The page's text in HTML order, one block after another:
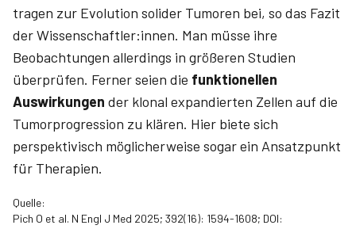
tragen zur Evolution solider Tumoren bei, so das Fazit
der Wissenschaftler:innen. Man müsse ihre
Beobachtungen allerdings in größeren Studien
überprüfen. Ferner seien die funktionellen
Auswirkungen der klonal expandierten Zellen auf die
Tumorprogression zu klären. Hier biete sich
perspektivisch möglicherweise sogar ein Ansatzpunkt
für Therapien.
Quelle:
Pich O et al. N Engl J Med 2025; 392(16): 1594-1608; DOI: